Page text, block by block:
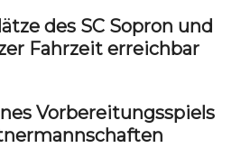
des SC Sopron und
Fahrzeit erreichbar
Vorbereitungsspiels